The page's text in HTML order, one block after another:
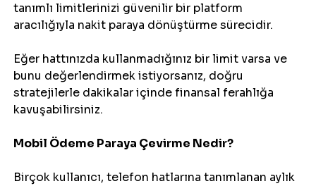
tanımlı limitlerinizi güvenilir bir platform
aracılığıyla nakit paraya dönüştürme sürecidir.
Eğer hattınızda kullanmadığınız bir limit varsa ve
bunu değerlendirmek istiyorsanız, doğru
stratejilerle dakikalar içinde finansal ferahlığa
kavuşabilirsiniz.
Mobil Ödeme Paraya Çevirme Nedir?
Birçok kullanıcı, telefon hatlarına tanımlanan aylık